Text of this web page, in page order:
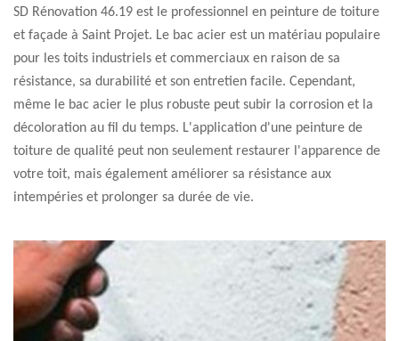
SD Rénovation 46.19 est le professionnel en peinture de toiture
et façade à Saint Projet. Le bac acier est un matériau populaire
pour les toits industriels et commerciaux en raison de sa
résistance, sa durabilité et son entretien facile. Cependant,
même le bac acier le plus robuste peut subir la corrosion et la
décoloration au fil du temps. L'application d'une peinture de
toiture de qualité peut non seulement restaurer l'apparence de
votre toit, mais également améliorer sa résistance aux
intempéries et prolonger sa durée de vie.